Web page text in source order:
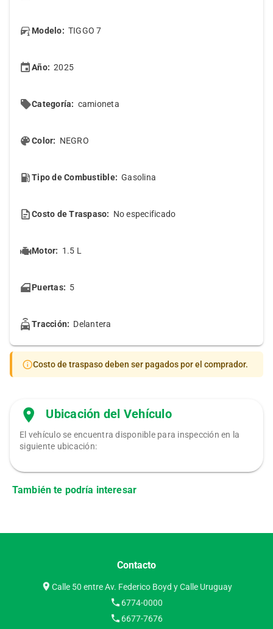
Modelo: TIGGO 7
Año: 2025
Categoría: camioneta
Color: NEGRO
Tipo de Combustible: Gasolina
Costo de Traspaso: No especificado
Motor: 1.5 L
Puertas: 5
Tracción: Delantera
Costo de traspaso deben ser pagados por el comprador.
Ubicación del Vehículo
El vehículo se encuentra disponible para inspección en la
siguiente ubicación:
También te podría interesar
Contacto
Calle 50 entre Av. Federico Boyd y Calle Uruguay
6774-0000
6677-7676